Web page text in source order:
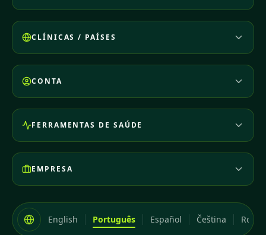
CLÍNICAS / PAÍSES
CONTA
FERRAMENTAS DE SAÚDE
EMPRESA
English Português Español Čeština